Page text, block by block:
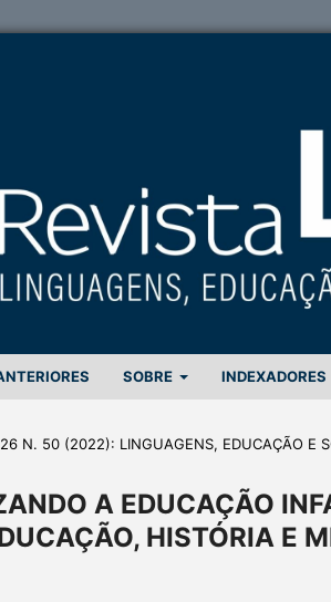
SOBRE INDEXADORES
N. 50 (2022): LINGUAGENS, EDUCAÇÃO E
A EDUCAÇÃO
HISTÓRIA E